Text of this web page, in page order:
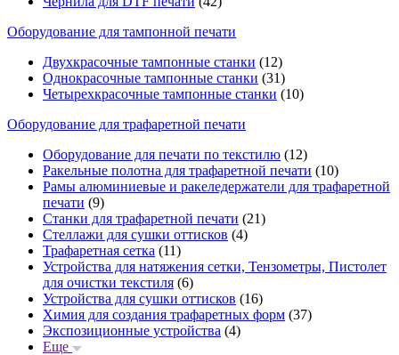
Оборудование для тампонной печати
Двухкрасочные тампонные станки (12)
Однокрасочные тампонные станки (31)
Четырехкрасочные тампонные станки (10)
Оборудование для трафаретной печати
Оборудование для печати по текстилю (12)
Ракельные полотна для трафаретной печати (10)
Рамы алюминиевые и ракеледержатели для трафаретной
печати (9)
Станки для трафаретной печати (21)
Стеллажи для сушки оттисков (4)
Трафаретная сетка (11)
Устройства для натяжения сетки, Тензометры, Пистолет
для очистки текстиля (6)
Устройства для сушки оттисков (16)
Химия для создания трафаретных форм (37)
Экспозиционные устройства (4)
Еще